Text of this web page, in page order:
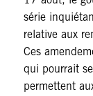
série
relative aux
Ces
qui pourrait
permettent